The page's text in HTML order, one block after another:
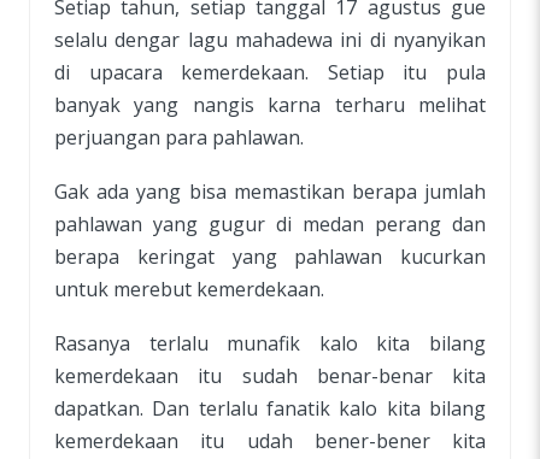
Setiap tahun, setiap tanggal 17 agustus gue
selalu dengar lagu mahadewa ini di nyanyikan
di upacara kemerdekaan. Setiap itu pula
banyak yang nangis karna terharu melihat
perjuangan para pahlawan.
Gak ada yang bisa memastikan berapa jumlah
pahlawan yang gugur di medan perang dan
berapa keringat yang pahlawan kucurkan
untuk merebut kemerdekaan.
Rasanya terlalu munafik kalo kita bilang
kemerdekaan itu sudah benar-benar kita
dapatkan. Dan terlalu fanatik kalo kita bilang
kemerdekaan itu udah bener-bener kita